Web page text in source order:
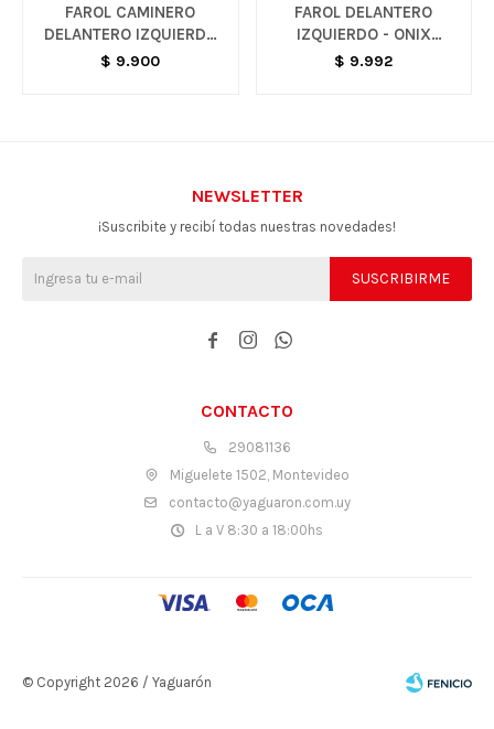
FAROL CAMINERO
DELANTERO IZQUIERDO
- TRACKER
$ 9.900
FAROL DELANTERO
IZQUIERDO - ONIX
PREMIER
$ 9.992
CONTACTO
29081136
Miguelete 1502, Montevideo
contacto@yaguaron.com.uy
L a V 8:30 a 18:00hs
NEWSLETTER
¡Suscribite y recibí todas nuestras novedades!
SUSCRIBIRME
  
© Copyright 2026 / Yaguarón